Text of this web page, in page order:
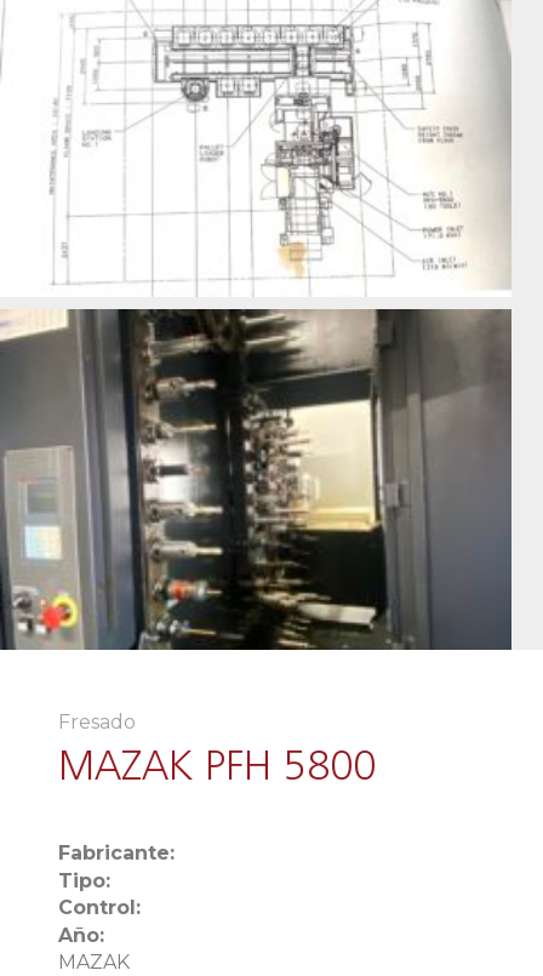
Fresado
MAZAK PFH 5800
Fabricante:
Tipo:
Control:
Año:
MAZAK